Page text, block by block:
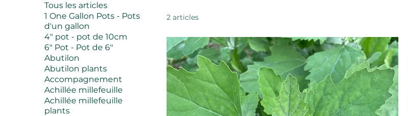
Tous les articles
1 One Gallon Pots - Pots
d'un gallon
4" pot - pot de 10cm
6" Pot - Pot de 6"
Abutilon
Abutilon plants
Accompagnement
Achillée millefeuille
Achillée millefeuille
plants
2 articles